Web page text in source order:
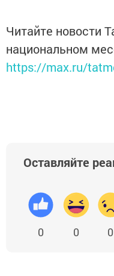
Читайте новости
национальном
https://max.ru/
Оставляйте
0 0 0